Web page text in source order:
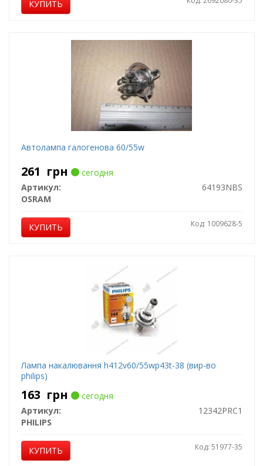
КУПИТЬ
Автолампа галогенова 60/55w
261 грн
сегодня
Артикул:
64193NBS
OSRAM
КУПИТЬ Код: 1009628-5
Лампа накалювання h412v60/55wp43t-38 (вир-во
philips)
163 грн
сегодня
Артикул:
12342PRC1
PHILIPS
КУПИТЬ Код: 51977-35